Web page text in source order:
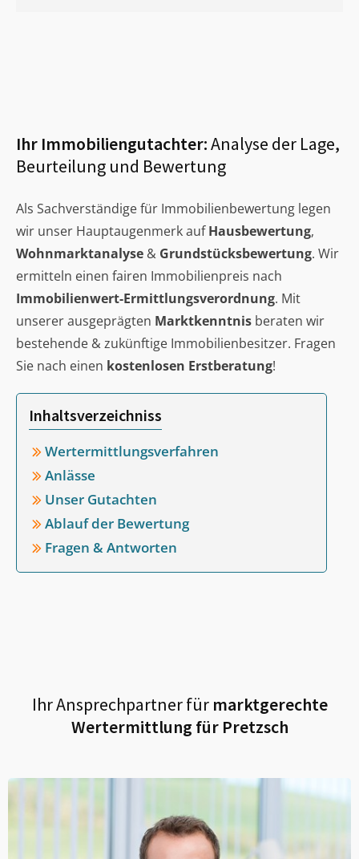
Ihr Immobiliengutachter:Analyse der Lage,
Beurteilung und Bewertung
Als Sachverständige für Immobilienbewertung legen
wir unser Hauptaugenmerk aufHausbewertung,
Wohnmarktanalyse & Grundstücksbewertung. Wir
ermitteln einen fairen Immobilienpreis nach
Immobilienwert-Ermittlungsverordnung. Mit
unserer ausgeprägten Marktkenntnis beraten wir
bestehende & zukünftige Immobilienbesitzer. Fragen
Sie nach einen kostenlosen Erstberatung!
Inhaltsverzeichniss
Wertermittlungsverfahren
Anlässe
Unser Gutachten
Ablauf der Bewertung
Fragen & Antworten
Ihr Ansprechpartner fürmarktgerechte
Wertermittlung für Pretzsch